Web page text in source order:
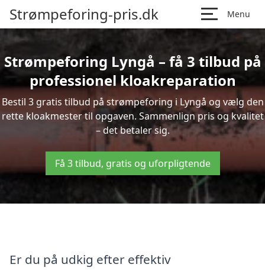
Strømpeforing-pris.dk Menu
Strømpeforing Lyngå – få 3 tilbud på
professionel kloakreparation
Bestil 3 gratis tilbud på strømpeforing i Lyngå og vælg den
rette kloakmester til opgaven. Sammenlign pris og kvalitet
– det betaler sig.
Få 3 tilbud, gratis og uforpligtende
Er du på udkig efter effektiv